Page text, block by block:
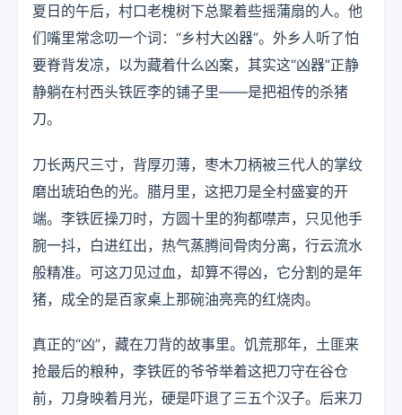
夏日的午后，村口老槐树下总聚着些摇蒲扇的人。他
们嘴里常念叨一个词：“乡村大凶器”。外乡人听了怕
要脊背发凉，以为藏着什么凶案，其实这“凶器”正静
静躺在村西头铁匠李的铺子里——是把祖传的杀猪
刀。
刀长两尺三寸，背厚刃薄，枣木刀柄被三代人的掌纹
磨出琥珀色的光。腊月里，这把刀是全村盛宴的开
端。李铁匠操刀时，方圆十里的狗都噤声，只见他手
腕一抖，白进红出，热气蒸腾间骨肉分离，行云流水
般精准。可这刀见过血，却算不得凶，它分割的是年
猪，成全的是百家桌上那碗油亮亮的红烧肉。
真正的“凶”，藏在刀背的故事里。饥荒那年，土匪来
抢最后的粮种，李铁匠的爷爷举着这把刀守在谷仓
前，刀身映着月光，硬是吓退了三五个汉子。后来刀